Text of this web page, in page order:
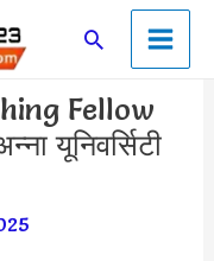
SearchMain
Menu
Fellow
यूनिवर्सिटी